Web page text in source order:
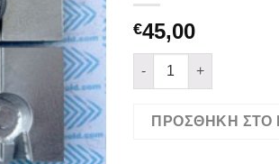
€45,00
TAI HITOTSU HINA 1
ΠΡΟΣΘΉΚΗ ΣΤΟ